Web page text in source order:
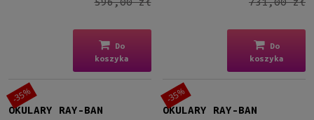
Tak
Do
koszyka
Do
koszyka
OKULARY RAY-BAN
-35%
OKULARY RAY-BAN
-35%